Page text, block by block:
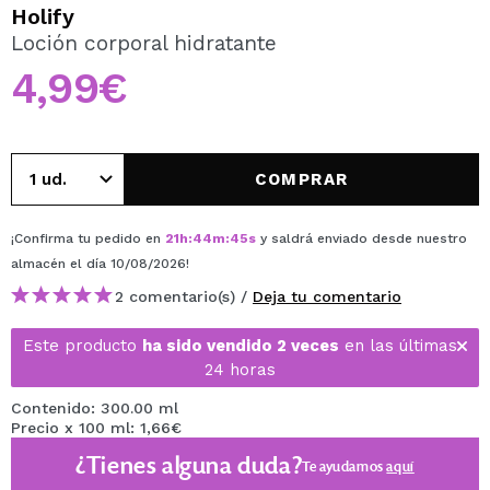
Al crear una cuenta en Maquillalia.com podrás realizar
tus compras rápidamente, revisar el estado de tus
pedidos y consultar tus operaciones anteriores.
CREAR CUENTA
Holify
Loción corporal hidratante
4,99€
COMPRAR
¡Confirma tu pedido en 21h:44m:45s y saldrá enviado desde nuestro
almacén el día 10/08/2026!
2 comentario(s) / Deja tu comentario
Este producto ha sido vendido 2 veces en las últimas
24 horas
Contenido: 300.00 ml
Precio x 100 ml: 1,66€
¿Tienes alguna duda?Te ayudamosaquí